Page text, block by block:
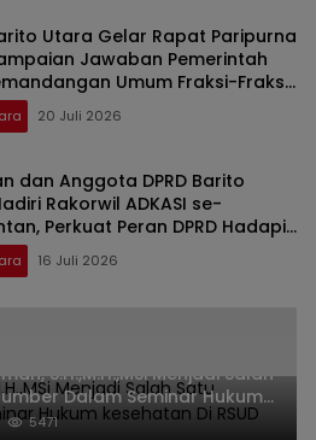
Utara Gelar Rapat Paripurna
Jawaban Pemerintah
Umum Fraksi-Fraksi
20 Juli 2026
dan Anggota DPRD Barito
Rakorwil ADKASI se-
Perkuat Peran DPRD Hadapi
Pemerintahan Daerah
16 Juli 2026
S.H.,M.H.,MSi Menjadi Salah
Dalam Seminar Hukum
RSUD Leuwiliang
5471